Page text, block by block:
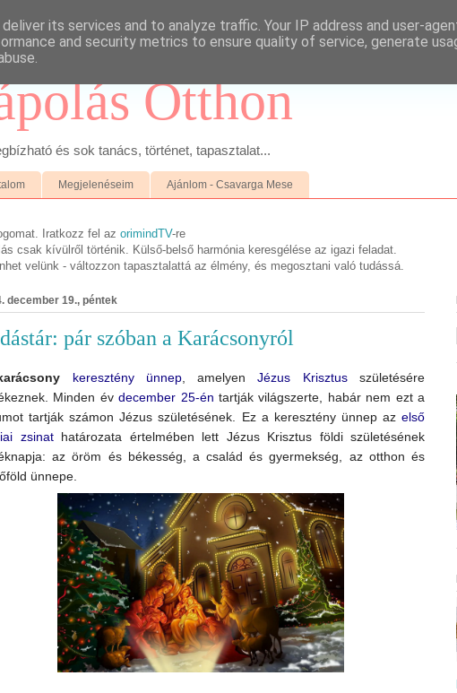
Otthon
és sok tanács, történet, tapasztalat...
Megjelenéseim Ajánlom - Csavarga Mese
Iratkozz fel az orimindTV-re
csak kívülről történik. Külső-belső harmónia keresgélése az igazi feladat.
velünk - változzon tapasztalattá az élmény, és megosztani való tudássá.
december 19., péntek
pár szóban a Karácsonyról
keresztény ünnep, amelyenJézus Krisztusszületésére
Minden évdecember 25-én tartják világszerte, habár nem ezt a
tartják számon Jézus születésének. Ez a keresztény ünnep az első
zsinathatározata értelmében lett Jézus Krisztus földi születésének
az öröm és békesség, a család és gyermekség, az otthon és
ünnepe.
its services and to analyze traffic. Your IP address and user-
and security metrics to ensure quality of service, generate